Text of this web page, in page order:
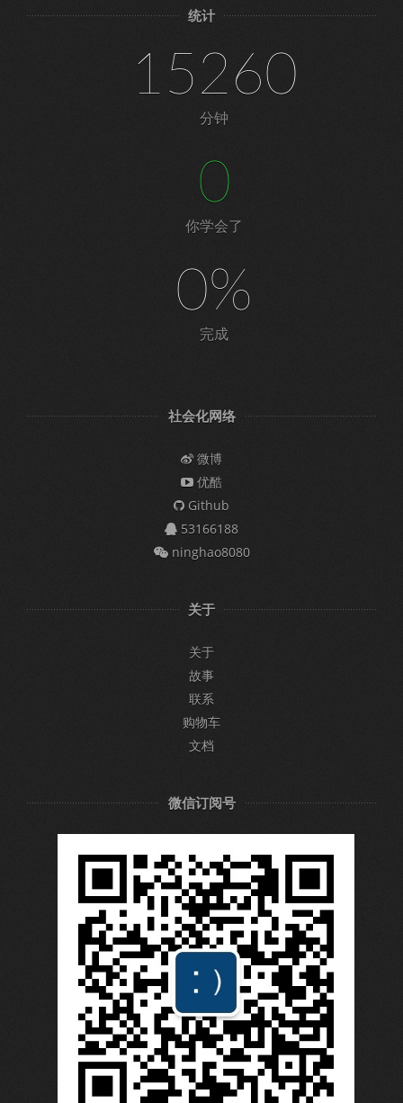
统计
15260
分钟
0
你学会了
0%
完成
社会化网络
微博
优酷
Github
53166188
ninghao8080
关于
关于
故事
联系
购物车
文档
微信订阅号